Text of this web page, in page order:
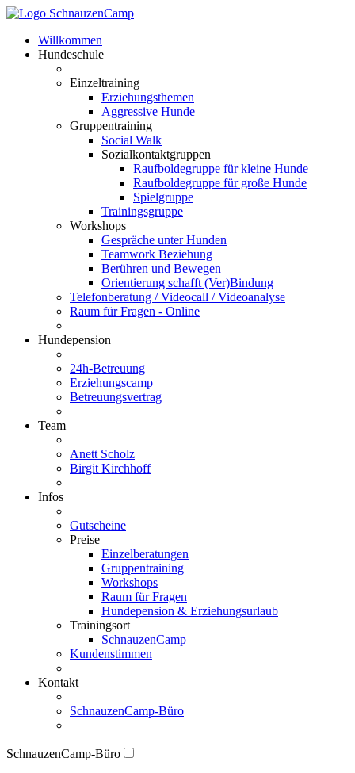
Willkommen
Hundeschule
Einzeltraining
Erziehungsthemen
Aggressive Hunde
Gruppentraining
Social Walk
Sozialkontaktgruppen
Raufboldegruppe für kleine Hunde
Raufboldegruppe für große Hunde
Spielgruppe
Trainingsgruppe
Workshops
Gespräche unter Hunden
Teamwork Beziehung
Berühren und Bewegen
Orientierung schafft (Ver)Bindung
Telefonberatung / Videocall / Videoanalyse
Raum für Fragen - Online
Hundepension
24h-Betreuung
Erziehungscamp
Betreuungsvertrag
Team
Anett Scholz
Birgit Kirchhoff
Infos
Gutscheine
Preise
Einzelberatungen
Gruppentraining
Workshops
Raum für Fragen
Hundepension & Erziehungsurlaub
Trainingsort
SchnauzenCamp
Kundenstimmen
Kontakt
SchnauzenCamp-Büro
SchnauzenCamp-Büro